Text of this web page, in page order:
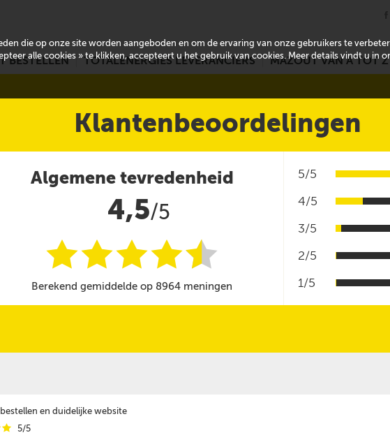
BESTELLEN TOTALENERGIES LEVERANCIERS MAZOUT VAN A TOT Z
Klantenbeoordelingen
Algemene tevredenheid
4,5/5
iiiii
@
Berekend gemiddelde op 8964 meningen
5/5
4/5
3/5
2/5
1/5
en duidelijke website
i 5/5
die op onze site worden aangeboden en om de ervaring van onze gebruikers te
alle cookies » te klikken, accepteert u het gebruik van cookies. Meer details vindt u in